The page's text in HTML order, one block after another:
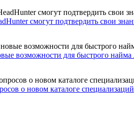
смогут подтвердить свои
возможности для быстрого найма
о новом каталоге специализаций